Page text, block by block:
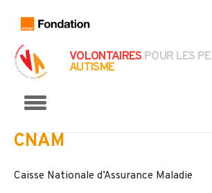
VOLONTAIRES POUR LES
AUTISME
CNAM
Caisse Nationale d’Assurance Maladie